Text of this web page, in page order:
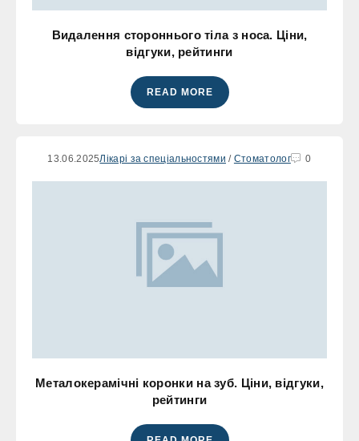
Видалення стороннього тіла з носа. Ціни,
відгуки, рейтинги
READ MORE
13.06.2025Лікарі за спеціальностями / Стоматолог 0
Металокерамічні коронки на зуб. Ціни, відгуки,
рейтинги